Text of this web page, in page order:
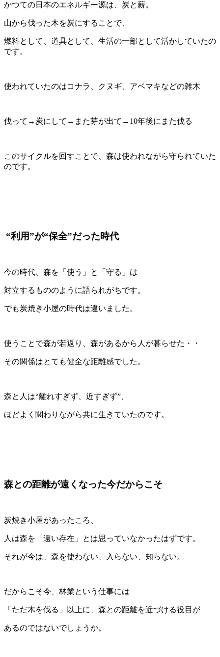
かつての日本のエネルギー源は、炭と薪。
山から伐った木を炭にすることで、
燃料として、道具として、生活の一部として活かしていたの
です。
使われていたのはコナラ、クヌギ、アベマキなどの雑木
伐って→炭にして→また芽が出て→10年後にまた伐る
このサイクルを回すことで、森は使われながら守られていた
のです。
“利用”が“保全”だった時代
今の時代、森を「使う」と「守る」は
対立するもののように語られがちです。
でも炭焼き小屋の時代は違いました。
使うことで森が若返り、森があるから人が暮らせた・・
その関係はとても健全な距離感でした。
森と人は“離れすぎず、近すぎず”、
ほどよく関わりながら共に生きていたのです。
森との距離が遠くなった今だからこそ
炭焼き小屋があったころ、
人は森を「遠い存在」とは思っていなかったはずです。
それが今は、森を使わない、入らない、知らない。
だからこそ今、林業という仕事には
「ただ木を伐る」以上に、森との距離を近づける役目が
あるのではないでしょうか。